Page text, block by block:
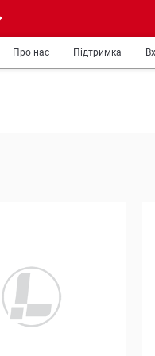
Про нас Підтримка
та спецслужб